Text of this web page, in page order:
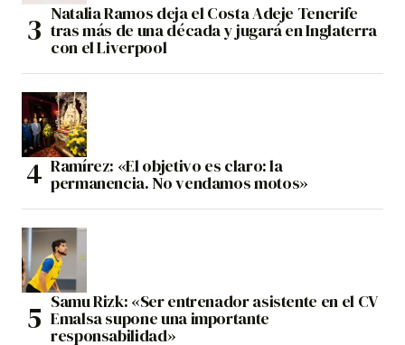
Natalia Ramos deja el Costa Adeje Tenerife
tras más de una década y jugará en Inglaterra
con el Liverpool
Ramírez: «El objetivo es claro: la
permanencia. No vendamos motos»
Samu Rizk: «Ser entrenador asistente en el CV
Emalsa supone una importante
responsabilidad»